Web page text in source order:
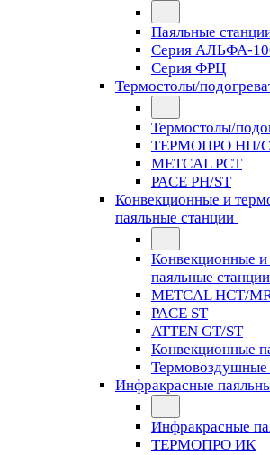
Паяльные
Серия АЛЬФА-
Серия ФРЦ
Термостолы/
Термостолы/
ТЕРМОПРО НП/
METCAL PCT
PACE PH/ST
Конвекционные и
паяльные станции
Конвекционные
паяльные станции
METCAL HCT/
PACE ST
ATTEN GT/ST
Конвекционные
Термовоздушные
Инфракрасные
Инфракрасные
ТЕРМОПРО ИК